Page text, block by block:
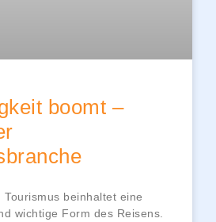
boomt –
Tourismus beinhaltet eine
wichtige Form des Reisens.